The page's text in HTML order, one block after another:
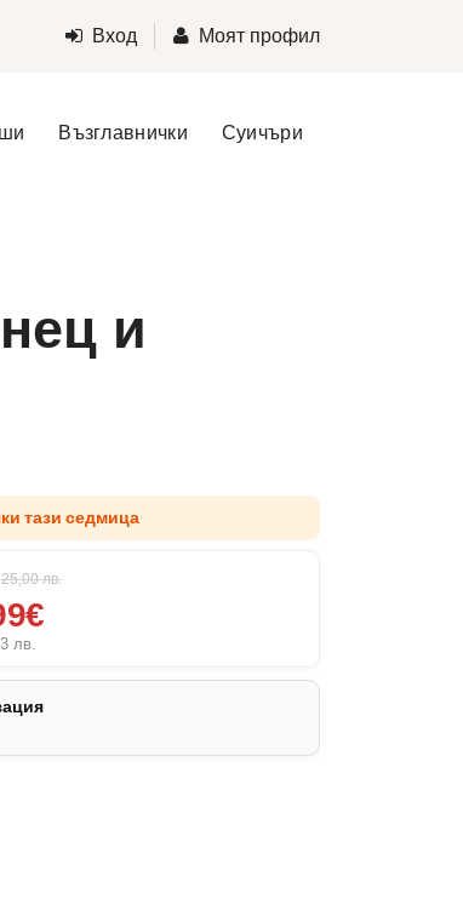
Вход Моят профил
Възглавнички Суичъри
и
тази седмица
25,00лв.
лв.